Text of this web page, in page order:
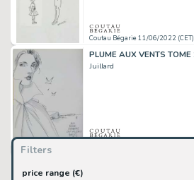
Filters
price range (€)
Coutau Bégarie 11/06/2022 (CET)
Juillard